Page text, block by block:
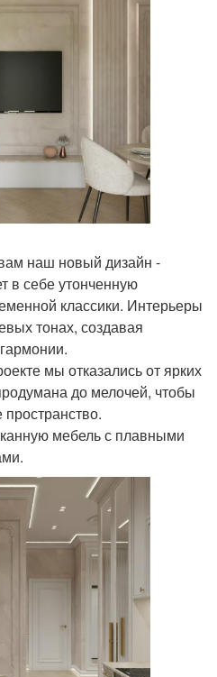
наш новый дизайн -
в себе утонченную
классики. Интерьеры
тонах, создавая
мы отказались от ярких
до мелочей, чтобы
мебель с плавными